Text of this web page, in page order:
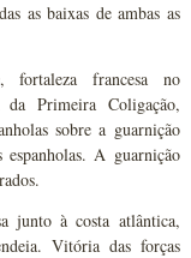
as baixas de ambas as
francesa no
da Primeira Coligação,
sobre a guarnição
espanholas. A guarnição
junto à costa atlântica,
Vitória das forças